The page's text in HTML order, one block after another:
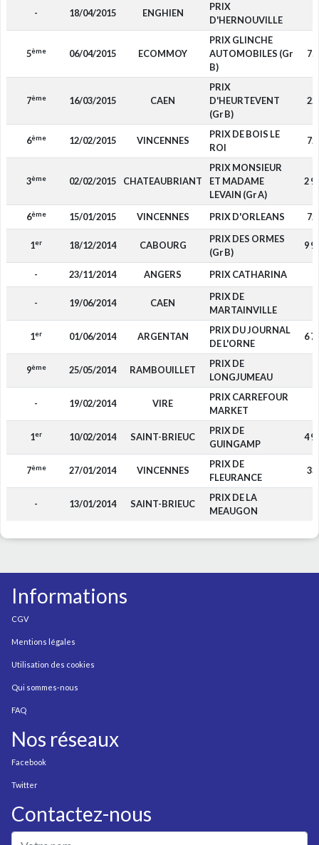
- 18/04/2015 ENGHIEN
PRIX
D'HERNOUVILLE
5ème 06/04/2015 ECOMMOY
PRIX GLINCHE
AUTOMOBILES (Gr
B)
7ème 16/03/2015 CAEN
PRIX
D'HEURTEVENT
(Gr B)
6ème 12/02/2015 VINCENNES
PRIX DE BOIS LE
ROI
3ème 02/02/2015 CHATEAUBRIANT
PRIX MONSIEUR
ET MADAME
LEVAIN (Gr A)
2
6ème 15/01/2015 VINCENNES PRIX D'ORLEANS
1er 18/12/2014 CABOURG
PRIX DES ORMES
(Gr B)
9
- 23/11/2014 ANGERS PRIX CATHARINA
- 19/06/2014 CAEN
PRIX DE
MARTAINVILLE
1er 01/06/2014 ARGENTAN
PRIX DU JOURNAL
DE L'ORNE
6
9ème 25/05/2014 RAMBOUILLET
PRIX DE
LONGJUMEAU
- 19/02/2014 VIRE
PRIX CARREFOUR
MARKET
1er 10/02/2014 SAINT-BRIEUC
PRIX DE
GUINGAMP
4
7ème 27/01/2014 VINCENNES
PRIX DE
FLEURANCE
- 13/01/2014 SAINT-BRIEUC
PRIX DE LA
MEAUGON
Informations
CGV
Mentions légales
Utilisation des cookies
Qui sommes-nous
FAQ
Nos réseaux
Facebook
Twitter
Contactez-nous